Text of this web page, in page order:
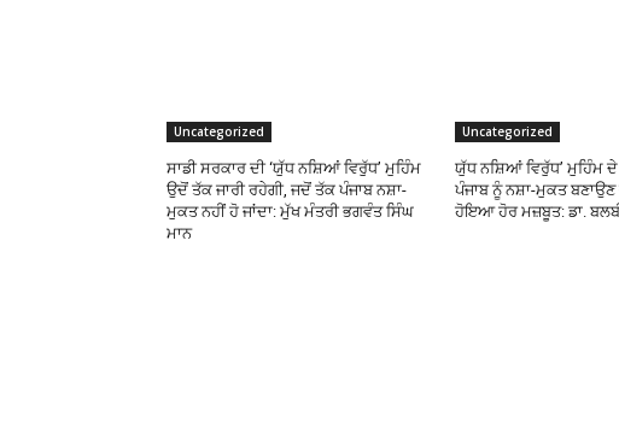
Uncategorized
ਸਾਡੀ ਸਰਕਾਰ ਦੀ ‘ਯੁੱਧ ਨਸ਼ਿਆਂ ਵਿਰੁੱਧ’ ਮੁਹਿੰਮ
ਉਦੋਂ ਤੱਕ ਜਾਰੀ ਰਹੇਗੀ, ਜਦੋਂ ਤੱਕ ਪੰਜਾਬ ਨਸ਼ਾ-
ਮੁਕਤ ਨਹੀਂ ਹੋ ਜਾਂਦਾ: ਮੁੱਖ ਮੰਤਰੀ ਭਗਵੰਤ ਸਿੰਘ
ਮਾਨ
Uncategorized
ਯੁੱਧ ਨਸ਼ਿਆਂ ਵਿਰੁੱਧ’ ਮੁਹਿੰਮ ਦੇ
ਪੰਜਾਬ ਨੂੰ ਨਸ਼ਾ-ਮੁਕਤ
ਹੋਇਆ ਹੋਰ ਮਜ਼ਬੂਤ: ਡਾ.